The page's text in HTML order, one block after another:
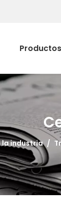
Productos
la industria /